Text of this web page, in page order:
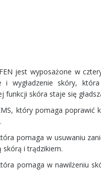
jest wyposażone w
i wygładzenie skóry,
funkcji skóra staje się
który pomaga
pomaga w usuwaniu
skórą i trądzikiem.
pomaga w nawilżeniu